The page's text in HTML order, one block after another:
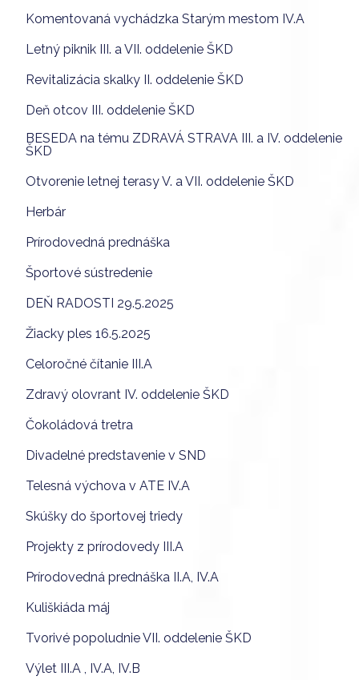
Komentovaná vychádzka Starým mestom IV.A
Letný piknik III. a VII. oddelenie ŠKD
Revitalizácia skalky II. oddelenie ŠKD
Deň otcov III. oddelenie ŠKD
BESEDA na tému ZDRAVÁ STRAVA III. a IV. oddelenie
ŠKD
Otvorenie letnej terasy V. a VII. oddelenie ŠKD
Herbár
Prírodovedná prednáška
Športové sústredenie
DEŇ RADOSTI 29.5.2025
Žiacky ples 16.5.2025
Celoročné čítanie III.A
Zdravý olovrant IV. oddelenie ŠKD
Čokoládová tretra
Divadelné predstavenie v SND
Telesná výchova v ATE IV.A
Skúšky do športovej triedy
Projekty z prírodovedy III.A
Prírodovedná prednáška II.A, IV.A
Kuliškiáda máj
Tvorivé popoludnie VII. oddelenie ŠKD
Výlet III.A , IV.A, IV.B